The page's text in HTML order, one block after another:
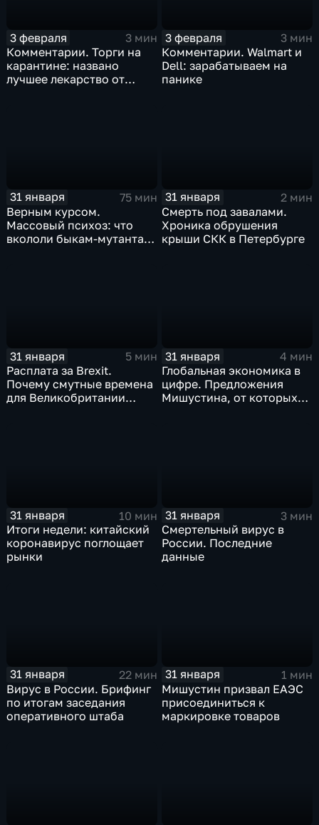
3 февраля
3 мин
Комментарии. Торги на
карантине: названо
лучшее лекарство от
3 февраля
3 мин
Комментарии. Walmart и
Dell: зарабатываем на
панике
31 января
75 мин
Верным курсом.
Массовый психоз: что
вкололи быкам-мутантам,
31 января
2 мин
Смерть под завалами.
Хроника обрушения
крыши СКК в Петербурге
31 января
5 мин
Расплата за Brexit.
Почему смутные времена
для Великобритании
31 января
4 мин
Глобальная экономика в
цифре. Предложения
Мишустина, от которых
31 января
10 мин
Итоги недели: китайский
коронавирус поглощает
рынки
31 января
3 мин
Смертельный вирус в
России. Последние
данные
31 января
22 мин
Вирус в России. Брифинг
по итогам заседания
оперативного штаба
31 января
1 мин
Мишустин призвал ЕАЭС
присоединиться к
маркировке товаров